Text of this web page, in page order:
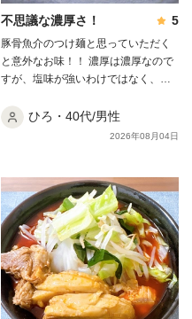
不思議な濃厚さ！ 5
豚骨魚介のつけ麺と思っていただく
と意外なお味！！ 濃厚は濃厚なので
すが、塩味が強いわけではなく、節
て、麺はモチモチ！！ 濃厚さはあり
つつも、舌の縦方向に濃厚さを感じ
ひろ・40代/男性
2026年08月04日